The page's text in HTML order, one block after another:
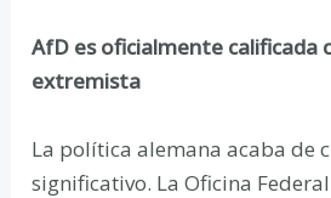
AfD es oficialmente calificada
extremista
La política alemana acaba de
significativo. La Oficina